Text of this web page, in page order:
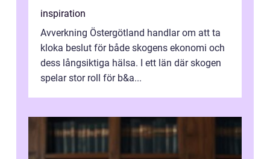
inspiration
Avverkning Östergötland handlar om att ta
kloka beslut för både skogens ekonomi och
dess långsiktiga hälsa. I ett län där skogen
spelar stor roll för b&a...